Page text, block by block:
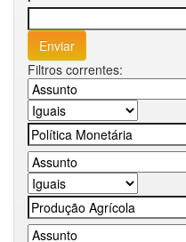
Filtros correntes: